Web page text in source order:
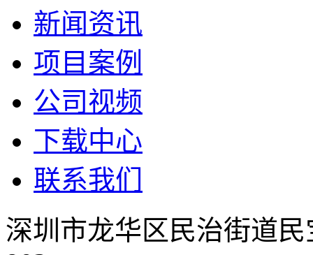
新闻资讯
项目案例
公司视频
下载中心
联系我们
深圳市龙华区民治街道